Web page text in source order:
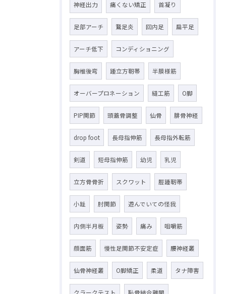
神経出力 痛くない矯正 首凝り
足部アーチ 鵞足炎 回内足 扁平足
アーチ低下 コンディショニング
胸椎後弯 踵立方靭帯 半膜様筋
オーバープロネーション 縫工筋 O脚
PIP関節 頭蓋骨調整 仙骨 腓骨神経
drop foot 長母指伸筋 長母指外転筋
剣道 短母指伸筋 幼児 乳児
立方骨骨折 スクワット 脛踵靭帯
小趾 肘関節 遊んでいての怪我
内側半月板 姿勢 痛み 咀嚼筋
顔面筋 慢性足関節不安定症 腰神経叢
仙骨神経叢 O脚矯正 柔道 タナ障害